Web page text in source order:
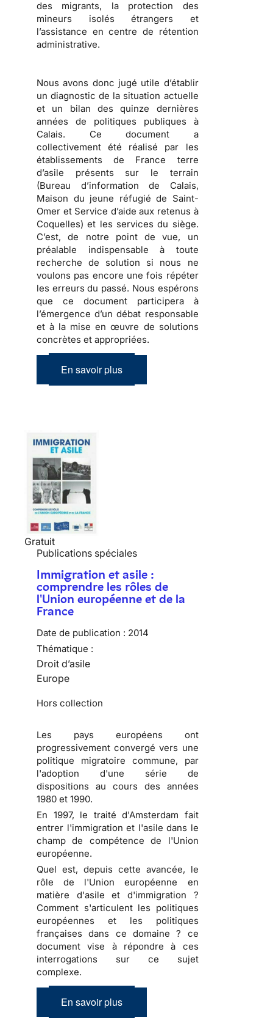
des migrants, la protection des
mineurs isolés étrangers et
l’assistance en centre de rétention
administrative.
Nous avons donc jugé utile d’établir
un diagnostic de la situation actuelle
et un bilan des quinze dernières
années de politiques publiques à
Calais. Ce document a
collectivement été réalisé par les
établissements de France terre
d’asile présents sur le terrain
(Bureau d’information de Calais,
Maison du jeune réfugié de Saint-
Omer et Service d’aide aux retenus à
Coquelles) et les services du siège.
C’est, de notre point de vue, un
préalable indispensable à toute
recherche de solution si nous ne
voulons pas encore une fois répéter
les erreurs du passé. Nous espérons
que ce document participera à
l’émergence d’un débat responsable
et à la mise en œuvre de solutions
concrètes et appropriées.
En savoir plus
Gratuit
Publications spéciales
Immigration et asile :
comprendre les rôles de
l'Union européenne et de la
France
Date de publication : 2014
Thématique :
Droit d’asile
Europe
Hors collection
Les pays européens ont
progressivement convergé vers une
politique migratoire commune, par
l'adoption d'une série de
dispositions au cours des années
1980 et 1990.
En 1997, le traité d'Amsterdam fait
entrer l'immigration et l'asile dans le
champ de compétence de l'Union
européenne.
Quel est, depuis cette avancée, le
rôle de l'Union européenne en
matière d'asile et d'immigration ?
Comment s'articulent les politiques
européennes et les politiques
françaises dans ce domaine ? ce
document vise à répondre à ces
interrogations sur ce sujet
complexe.
En savoir plus